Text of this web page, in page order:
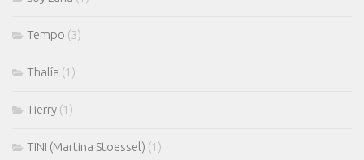
Tempo (3)
Thalía (1)
Tierry (1)
TINI (Martina Stoessel) (1)